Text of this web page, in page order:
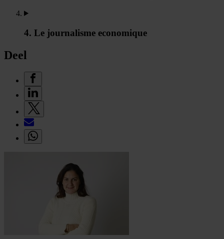
4. Le journalisme economique
Deel